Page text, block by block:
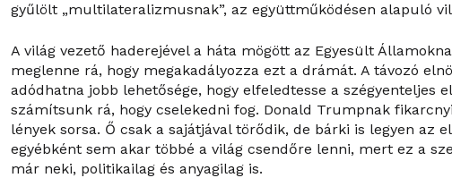
gyűlölt „multilateralizmusnak”, az együttműködésen alapuló
A világ vezető haderejével a háta mögött az Egyesült
meglenne rá, hogy megakadályozza ezt a drámát. A távozó
adódhatna jobb lehetősége, hogy elfeledtesse a szégyenteljes
számítsunk rá, hogy cselekedni fog. Donald Trumpnak
lények sorsa. Ő csak a sajátjával törődik, de bárki is legyen az
egyébként sem akar többé a világ csendőre lenni, mert ez a
már neki, politikailag és anyagilag is.